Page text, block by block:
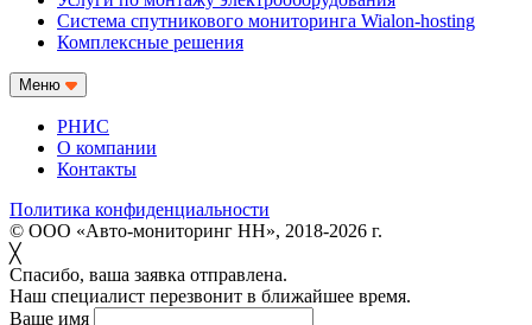
Система спутникового мониторинга Wialon-hosting
Комплексные решения
Меню
РНИС
О компании
Контакты
Политика конфиденциальности
© ООО «Авто-мониторинг НН», 2018-2026 г.
╳
Спасибо, ваша заявка отправлена.
Наш специалист перезвонит в ближайшее время.
Ваше имя